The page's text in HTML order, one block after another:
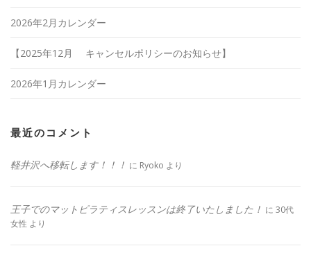
2026年2月カレンダー
【2025年12月 キャンセルポリシーのお知らせ】
2026年1月カレンダー
最近のコメント
軽井沢へ移転します！！！ に Ryoko より
王子でのマットピラティスレッスンは終了いたしました！ に 30代
女性 より